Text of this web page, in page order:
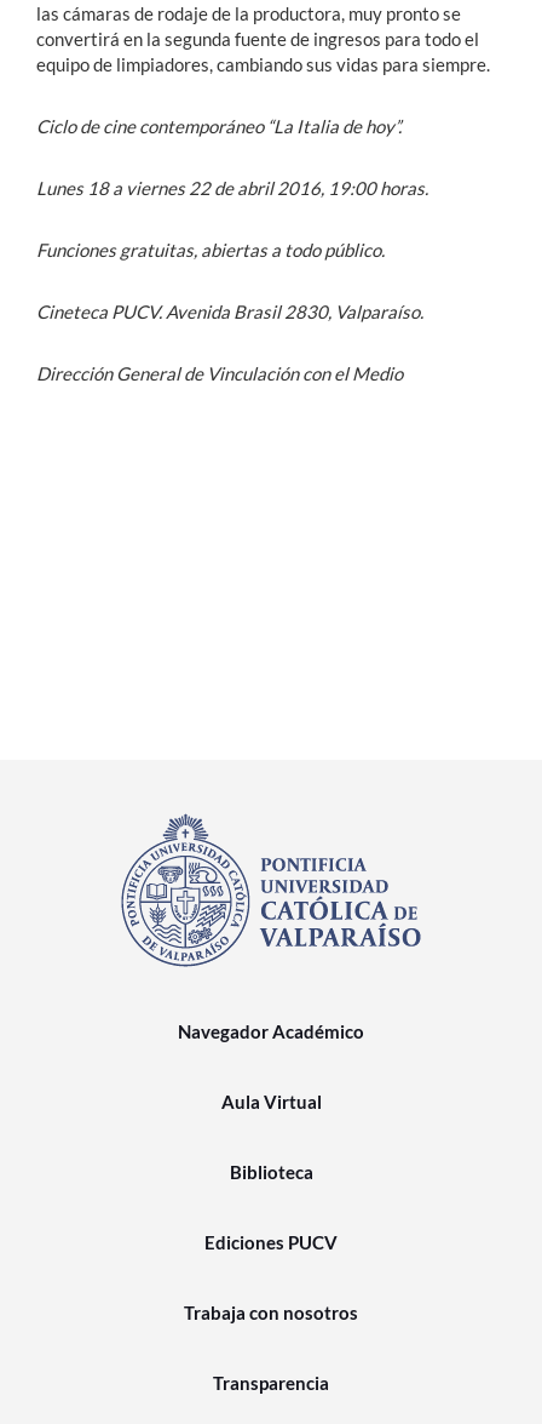
las cámaras de rodaje de la productora, muy pronto se
convertirá en la segunda fuente de ingresos para todo el
equipo de limpiadores, cambiando sus vidas para siempre.
Ciclo de cine contemporáneo “La Italia de hoy”.
Lunes 18 a viernes 22 de abril 2016, 19:00 horas.
Funciones gratuitas, abiertas a todo público.
Cineteca PUCV. Avenida Brasil 2830, Valparaíso.
Dirección General de Vinculación con el Medio
Navegador Académico
Aula Virtual
Biblioteca
Ediciones PUCV
Trabaja con nosotros
Transparencia